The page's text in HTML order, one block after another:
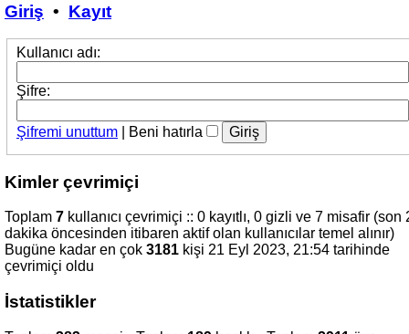
Giriş • Kayıt
Kullanıcı adı:
Şifre:
Şifremi unuttum Beni hatırla
Kimler çevrimiçi
Toplam 7 kullanıcı çevrimiçi :: 0 kayıtlı, 0 gizli ve 7 misafir (son
dakika öncesinden itibaren aktif olan kullanıcılar temel alınır)
Bugüne kadar en çok 3181 kişi 21 Eyl 2023, 21:54 tarihinde
çevrimiçi oldu
İstatistikler